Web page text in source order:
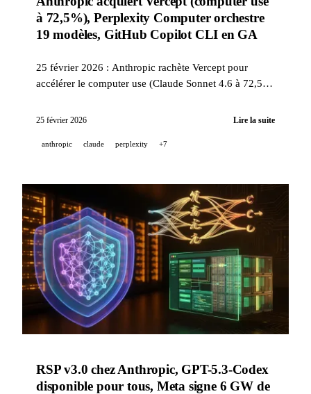
à 72,5%), Perplexity Computer orchestre
19 modèles, GitHub Copilot CLI en GA
25 février 2026 : Anthropic rachète Vercept pour
accélérer le computer use (Claude Sonnet 4.6 à 72,5%
orchestrateur multi-modèle autonome, GitHub Copilot
et agents.
25 février 2026 Lire la suite
anthropic claude perplexity +7
RSP v3.0 chez Anthropic, GPT-5.3-Codex
disponible pour tous, Meta signe 6 GW de